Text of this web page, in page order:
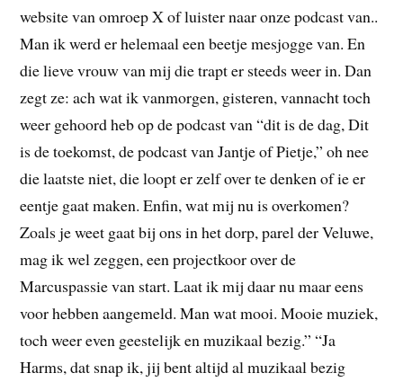
website van omroep X of luister naar onze podcast van..
Man ik werd er helemaal een beetje mesjogge van. En
die lieve vrouw van mij die trapt er steeds weer in. Dan
zegt ze: ach wat ik vanmorgen, gisteren, vannacht toch
weer gehoord heb op de podcast van “dit is de dag, Dit
is de toekomst, de podcast van Jantje of Pietje,” oh nee
die laatste niet, die loopt er zelf over te denken of ie er
eentje gaat maken. Enfin, wat mij nu is overkomen?
Zoals je weet gaat bij ons in het dorp, parel der Veluwe,
mag ik wel zeggen, een projectkoor over de
Marcuspassie van start. Laat ik mij daar nu maar eens
voor hebben aangemeld. Man wat mooi. Mooie muziek,
toch weer even geestelijk en muzikaal bezig.” “Ja
Harms, dat snap ik, jij bent altijd al muzikaal bezig